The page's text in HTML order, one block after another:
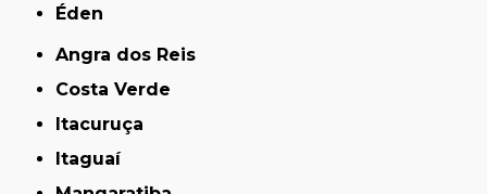
Éden
Angra dos Reis
Costa Verde
Itacuruça
Itaguaí